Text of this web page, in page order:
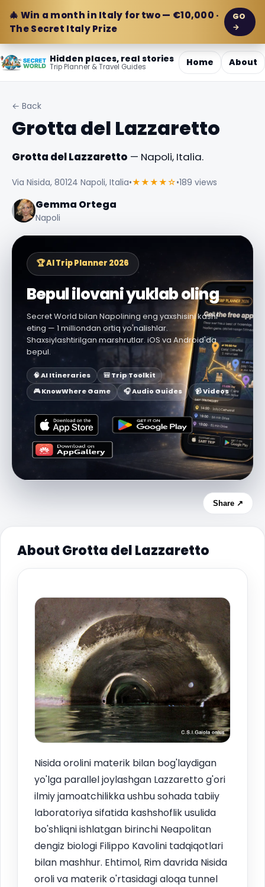
🎄 Win a month in Italy for two — €10,000 ·
The Secret Italy Prize
GO
→
Hidden places, real stories
Trip Planner & Travel Guides Home About
← Back
Grotta del Lazzaretto
Grotta del Lazzaretto — Napoli, Italia.
Via Nisida, 80124 Napoli, Italia•★★★★☆•189 views
Gemma Ortega
Napoli
🏆 AI Trip Planner 2026
Bepul ilovani yuklab oling
Secret World bilan Napolining eng yaxshisini kashf
eting — 1 milliondan ortiq yo'nalishlar.
Shaxsiylashtirilgan marshrutlar. iOS va Android'da
bepul.
🧠 AI Itineraries
🎒 Trip Toolkit
🎮 KnowWhere Game
🎧 Audio Guides 📹 Videos
Share ↗
About Grotta del Lazzaretto
Nisida orolini materik bilan bog'laydigan
yo'lga parallel joylashgan Lazzaretto g'ori
ilmiy jamoatchilikka ushbu sohada tabiiy
laboratoriya sifatida kashshoflik usulida
bo'shliqni ishlatgan birinchi Neapolitan
dengiz biologi Filippo Kavolini tadqiqotlari
bilan mashhur. Ehtimol, Rim davrida Nisida
oroli va materik o'rtasidagi aloqa tunnel